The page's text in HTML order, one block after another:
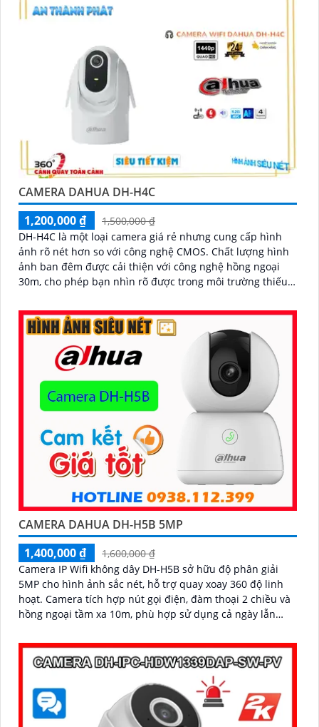
CAMERA DAHUA DH-H4C
1,200,000 ₫
1,500,000 ₫
DH-H4C là một loại camera giá rẻ nhưng cung cấp hình
ảnh rõ nét hơn so với công nghệ CMOS. Chất lượng hình
ảnh ban đêm được cải thiện với công nghệ hồng ngoại
30m, cho phép bạn nhìn rõ được trong môi trường thiếu
CAMERA DAHUA DH-H5B 5MP
1,400,000 ₫
1,600,000 ₫
Camera IP Wifi không dây DH-H5B sở hữu độ phân giải
5MP cho hình ảnh sắc nét, hỗ trợ quay xoay 360 độ linh
hoạt. Camera tích hợp nút gọi điện, đàm thoại 2 chiều và
hồng ngoại tầm xa 10m, phù hợp sử dụng cả ngày lẫn